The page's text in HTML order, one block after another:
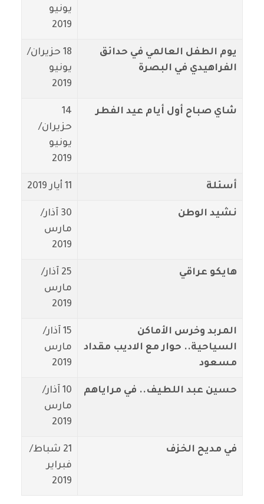
يونيو
2019
يوم الطفل العالمي في حدائق
الفراهيدي في البصرة
18 حزيران/
يونيو
2019
شاي صباح أول أيام عيد الفطر
14
حزيران/
يونيو
2019
أسئلة 11 أيار 2019
نشيد الوطن
30 آذار/
مارس
2019
هايكو عراقي
25 آذار/
مارس
2019
المربد وخرس الأماكن
السياحية.. حوار مع الاديب مقداد
مسعود
15 آذار/
مارس
2019
حسين عبد اللطيف.. في مراياهم
10 آذار/
مارس
2019
في مديح الخزف
21 شباط/
فبراير
2019